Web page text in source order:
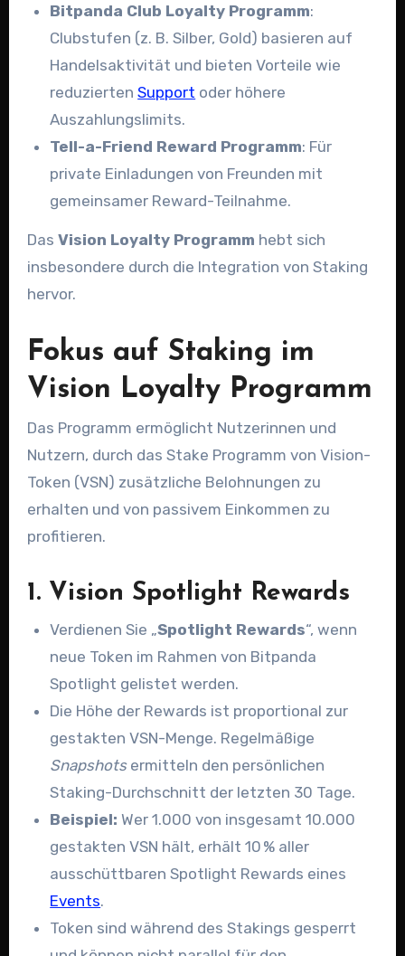
Bitpanda Club Loyalty Programm:
Clubstufen (z. B. Silber, Gold) basieren auf
Handelsaktivität und bieten Vorteile wie
reduziertenSupport oder höhere
Auszahlungslimits.
Tell-a-Friend Reward Programm: Für
private Einladungen von Freunden mit
gemeinsamer Reward-Teilnahme.
Das Vision Loyalty Programm hebt sich
insbesondere durch die Integration von Staking
hervor.
Fokus auf Staking im
Vision Loyalty Programm
Das Programm ermöglicht Nutzerinnen und
Nutzern, durch das Stake Programm von Vision-
Token (VSN) zusätzliche Belohnungen zu
erhalten und von passivem Einkommen zu
profitieren.
1. Vision Spotlight Rewards
Verdienen Sie „Spotlight Rewards“, wenn
neue Token im Rahmen von Bitpanda
Spotlight gelistet werden.
Die Höhe der Rewards ist proportional zur
gestakten VSN-Menge. Regelmäßige
Snapshotsermitteln den persönlichen
Staking-Durchschnitt der letzten 30 Tage.
Beispiel: Wer 1.000 von insgesamt 10.000
gestakten VSN hält, erhält 10 % aller
ausschüttbaren Spotlight Rewards eines
Events.
Token sind während des Stakings gesperrt